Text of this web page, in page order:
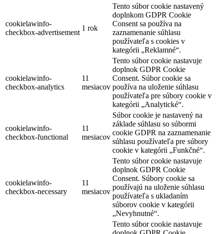
cookielawinfo-
checkbox-advertisement
1 rok
Tento súbor cookie nastavený
doplnkom GDPR Cookie
Consent sa používa na
zaznamenanie súhlasu
používateľa s cookies v
kategórii „Reklamné“.
cookielawinfo-
checkbox-analytics
11
mesiacov
Tento súbor cookie nastavuje
doplnok GDPR Cookie
Consent. Súbor cookie sa
používa na uloženie súhlasu
používateľa pre súbory cookie v
kategórii „Analytické“.
cookielawinfo-
checkbox-functional
11
mesiacov
Súbor cookie je nastavený na
základe súhlasu so súbormi
cookie GDPR na zaznamenanie
súhlasu používateľa pre súbory
cookie v kategórii „Funkčné“.
cookielawinfo-
checkbox-necessary
11
mesiacov
Tento súbor cookie nastavuje
doplnok GDPR Cookie
Consent. Súbory cookie sa
používajú na uloženie súhlasu
používateľa s ukladaním
súborov cookie v kategórii
„Nevyhnutné“.
Tento súbor cookie nastavuje